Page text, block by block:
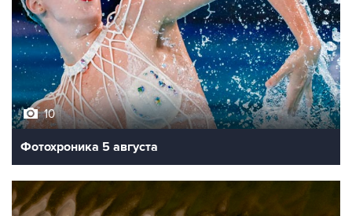
10
Фотохроника 5 августа